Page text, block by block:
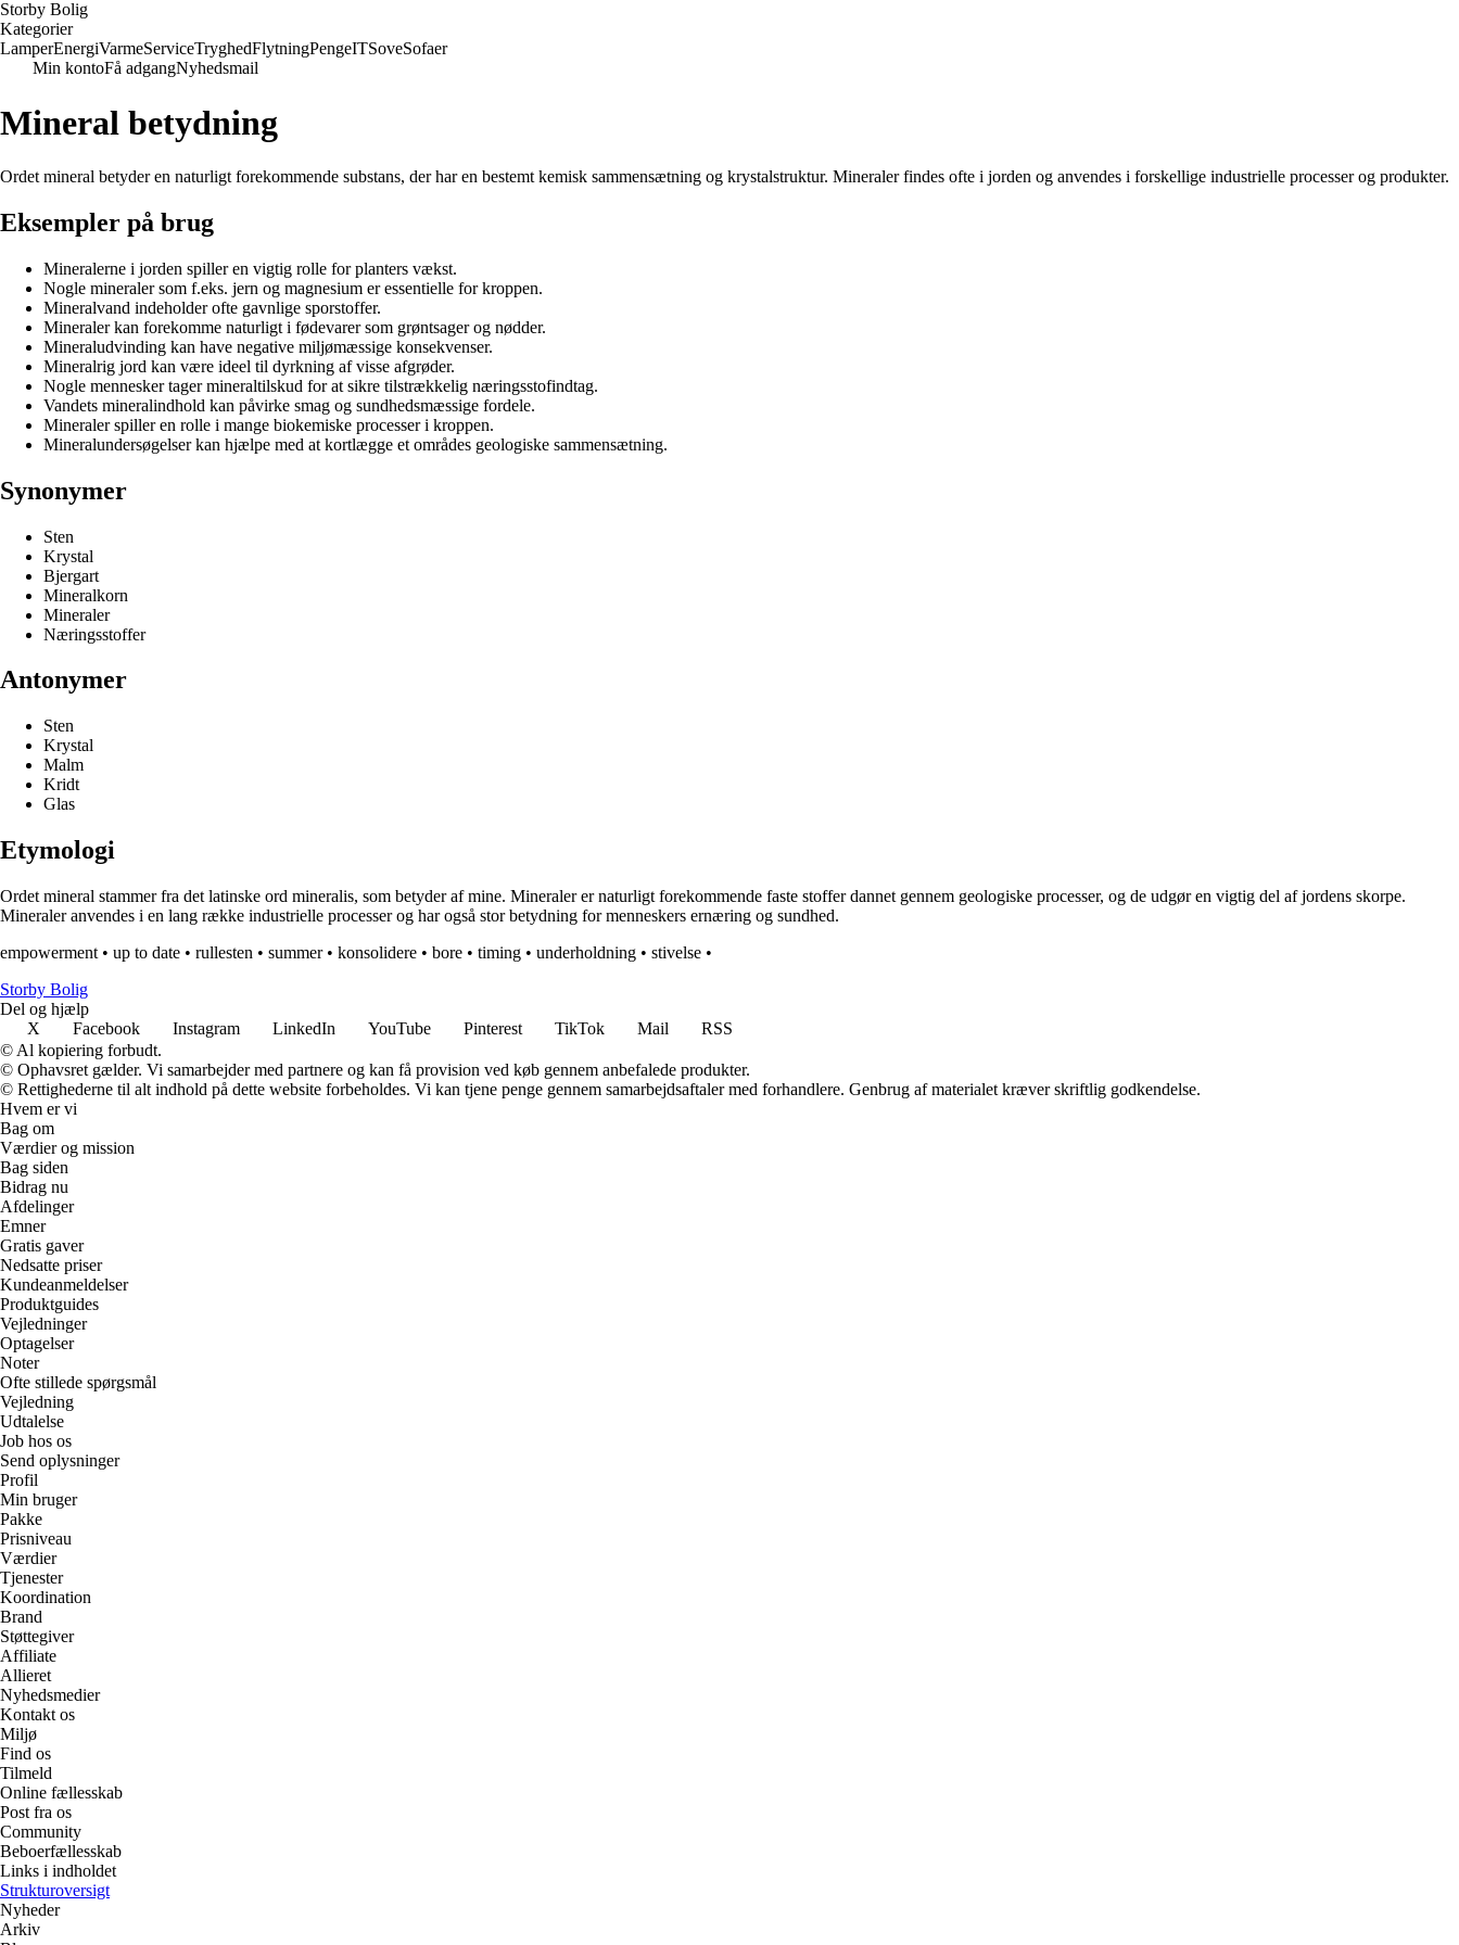
Storby Bolig
Kategorier
LamperEnergiVarmeServiceTryghedFlytningPengeITSoveSofaer
Min kontoFå adgangNyhedsmail
Mineral betydning
Ordet mineral betyder en naturligt forekommende substans, der har en bestemt kemisk sammensætning og krystalstruktur. Mineraler findes ofte i jorden og anvendes i forskellige industrielle processer og produkter.
Eksempler på brug
Mineralerne i jorden spiller en vigtig rolle for planters vækst.
Nogle mineraler som f.eks. jern og magnesium er essentielle for kroppen.
Mineralvand indeholder ofte gavnlige sporstoffer.
Mineraler kan forekomme naturligt i fødevarer som grøntsager og nødder.
Mineraludvinding kan have negative miljømæssige konsekvenser.
Mineralrig jord kan være ideel til dyrkning af visse afgrøder.
Nogle mennesker tager mineraltilskud for at sikre tilstrækkelig næringsstofindtag.
Vandets mineralindhold kan påvirke smag og sundhedsmæssige fordele.
Mineraler spiller en rolle i mange biokemiske processer i kroppen.
Mineralundersøgelser kan hjælpe med at kortlægge et områdes geologiske sammensætning.
Synonymer
Sten
Krystal
Bjergart
Mineralkorn
Mineraler
Næringsstoffer
Antonymer
Sten
Krystal
Malm
Kridt
Glas
Etymologi
Ordet mineral stammer fra det latinske ord mineralis, som betyder af mine. Mineraler er naturligt forekommende faste stoffer dannet gennem geologiske processer, og de udgør en vigtig del af jordens skorpe.
Mineraler anvendes i en lang række industrielle processer og har også stor betydning for menneskers ernæring og sundhed.
empowerment • up to date • rullesten • summer• konsolidere • bore • timing • underholdning • stivelse •
Storby Bolig
Del og hjælp
X
Facebook Instagram LinkedIn YouTube Pinterest TikTok Mail
RSS
© Al kopiering forbudt.
© Ophavsret gælder. Vi samarbejder med partnere og kan få provision ved køb gennem anbefalede produkter.
© Rettighederne til alt indhold på dette website forbeholdes. Vi kan tjene penge gennem samarbejdsaftaler med forhandlere. Genbrug af materialet kræver skriftlig godkendelse.
Hvem er vi
Bag om
Værdier og mission
Bag siden
Bidrag nu
Afdelinger
Emner
Gratis gaver
Nedsatte priser
Kundeanmeldelser
Produktguides
Vejledninger
Optagelser
Noter
Ofte stillede spørgsmål
Vejledning
Udtalelse
Job hos os
Send oplysninger
Profil
Min bruger
Pakke
Prisniveau
Værdier
Tjenester
Koordination
Brand
Støttegiver
Affiliate
Allieret
Nyhedsmedier
Kontakt os
Miljø
Find os
Tilmeld
Online fællesskab
Post fra os
Community
Beboerfællesskab
Links i indholdet
Strukturoversigt
Nyheder
Arkiv